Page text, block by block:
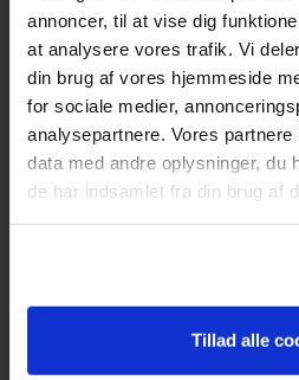
annoncer, til at vise dig
at analysere vores trafik. Vi
din brug af vores hjemmeside
for sociale medier,
analysepartnere. Vores
data med andre oplysninger, du
de har indsamlet fra din brug af
Tillad alle
Kundeservice
Tlf: 63 95 55 55
Mandag - torsdag 09:00 - 15:00
Fredag 09:00 - 14:30
Telefonerne er åben alle hverdage